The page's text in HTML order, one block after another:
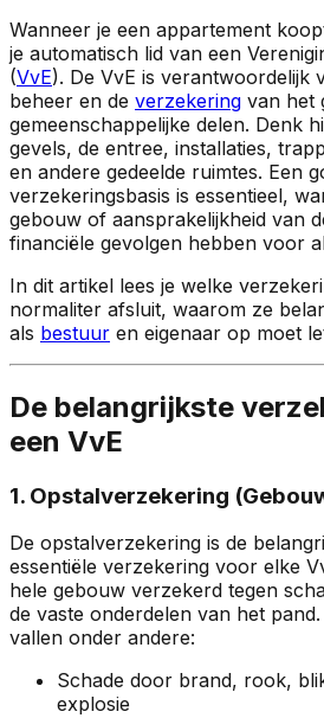
Wanneer je een appartement
je automatisch lid van een
(VvE). De VvE is verantwoordelijk
beheer en de verzekering van het
gemeenschappelijke delen. Denk
gevels, de entree, installaties,
en andere gedeelde ruimtes. Een
verzekeringsbasis is essentieel,
gebouw of aansprakelijkheid van
financiële gevolgen hebben voor
In dit artikel lees je welke
normaliter afsluit, waarom ze
als bestuur en eigenaar op moet
De belangrijkste
een VvE
1. Opstalverzekering
De opstalverzekering is de
essentiële verzekering voor elke
hele gebouw verzekerd tegen
de vaste onderdelen van het
vallen onder andere:
Schade door brand, rook,
explosie